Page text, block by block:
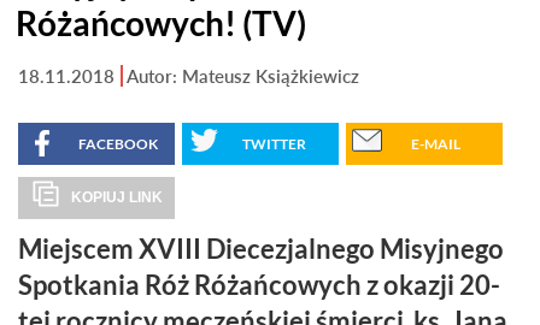
Różańcowych! (TV)
18.11.2018 Autor: Mateusz Książkiewicz
FACEBOOK TWITTER E-MAIL
KOPIUJ LINK
Miejscem XVIII Diecezjalnego Misyjnego
Spotkania Róż Różańcowych z okazji 20-